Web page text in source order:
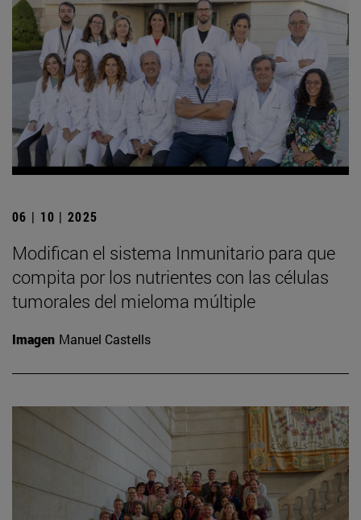
06 | 10 | 2025
Modifican el sistema Inmunitario para que
compita por los nutrientes con las células
tumorales del mieloma múltiple
Imagen Manuel Castells